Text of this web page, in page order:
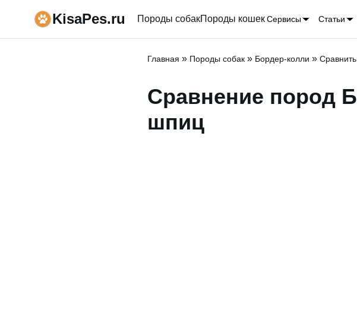
KisaPes.ru Породы собакПороды кошекСервисы Статьи
Главная » Породы собак » Бордер-колли » Сравнить
Сравнение пород
шпиц